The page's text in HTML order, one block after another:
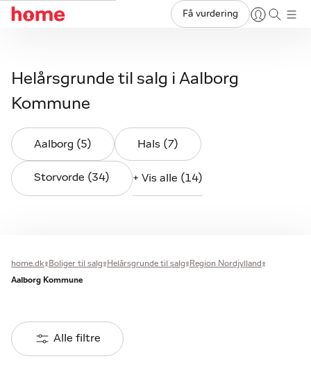
Få vurdering
Helårsgrunde til salg i Aalborg
Kommune
Aalborg (5) Hals (7)
Storvorde (34) + Vis alle (14)
home.dk Boliger til salg Helårsgrunde til salg
Region Nordjylland
Aalborg Kommune
Alle filtre